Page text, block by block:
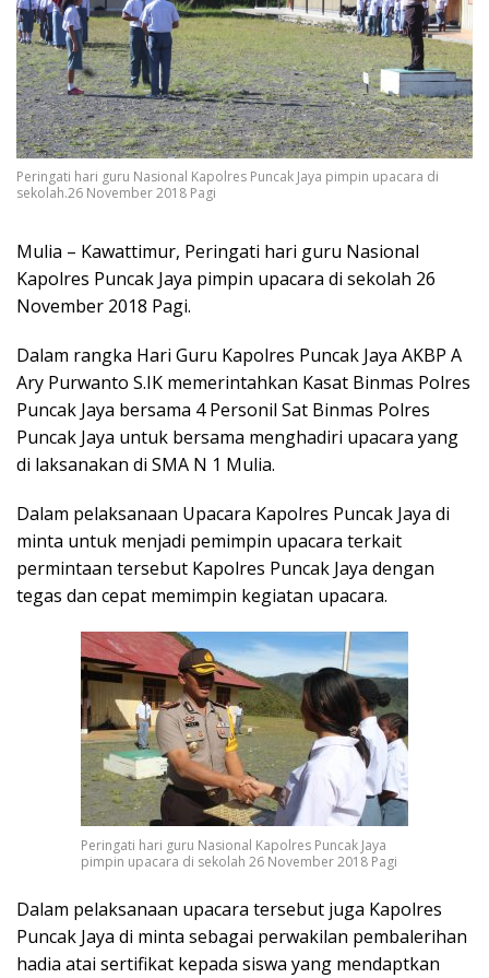
Peringati hari guru Nasional Kapolres Puncak Jaya pimpin upacara di
sekolah.26 November 2018 Pagi
Mulia – Kawattimur, Peringati hari guru Nasional
Kapolres Puncak Jaya pimpin upacara di sekolah 26
November 2018 Pagi.
Dalam rangka Hari Guru Kapolres Puncak Jaya AKBP A
Ary Purwanto S.IK memerintahkan Kasat Binmas Polres
Puncak Jaya bersama 4 Personil Sat Binmas Polres
Puncak Jaya untuk bersama menghadiri upacara yang
di laksanakan di SMA N 1 Mulia.
Dalam pelaksanaan Upacara Kapolres Puncak Jaya di
minta untuk menjadi pemimpin upacara terkait
permintaan tersebut Kapolres Puncak Jaya dengan
tegas dan cepat memimpin kegiatan upacara.
Peringati hari guru Nasional Kapolres Puncak Jaya
pimpin upacara di sekolah 26 November 2018 Pagi
Dalam pelaksanaan upacara tersebut juga Kapolres
Puncak Jaya di minta sebagai perwakilan pembalerihan
hadia atai sertifikat kepada siswa yang mendaptkan